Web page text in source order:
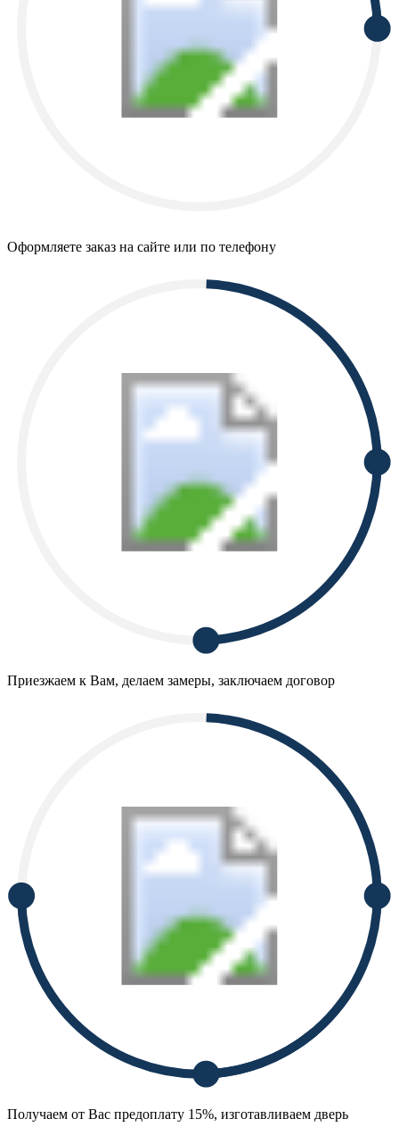
Оформляете заказ на сайте или по телефону
Приезжаем к Вам, делаем замеры, заключаем договор
Получаем от Вас предоплату 15%, изготавливаем дверь